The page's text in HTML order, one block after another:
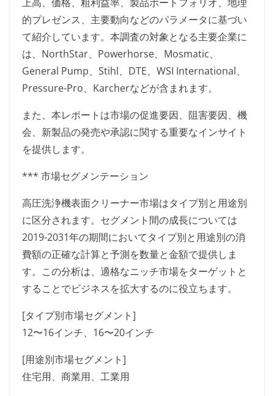
的プレゼンス、主要動向などのパラメータに基づい
て紹介しています。本調査の対象となる主要企業に
は、NorthStar、Powerhorse、Mosmatic、
General Pump、Stihl、DTE、WSI International、
Pressure-Pro、Karcherなどが含まれます。
また、本レポートは市場の促進要因、阻害要因、機
会、新製品の発売や承認に関する重要なインサイト
を提供します。
*** 市場セグメンテーション
高圧洗浄機表面クリーナー市場はタイプ別と用途別
に区分されます。セグメント間の成長については
2019-2031年の期間においてタイプ別と用途別の消
費額の正確な計算と予測を数量と金額で提供しま
す。この分析は、適格なニッチ市場をターゲットと
することでビジネスを拡大するのに役立ちます。
[タイプ別市場セグメント]
12〜16インチ、16〜20インチ
[用途別市場セグメント]
住宅用、商業用、工業用